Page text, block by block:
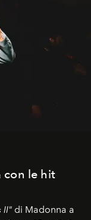
con le hit
II" di Madonna a